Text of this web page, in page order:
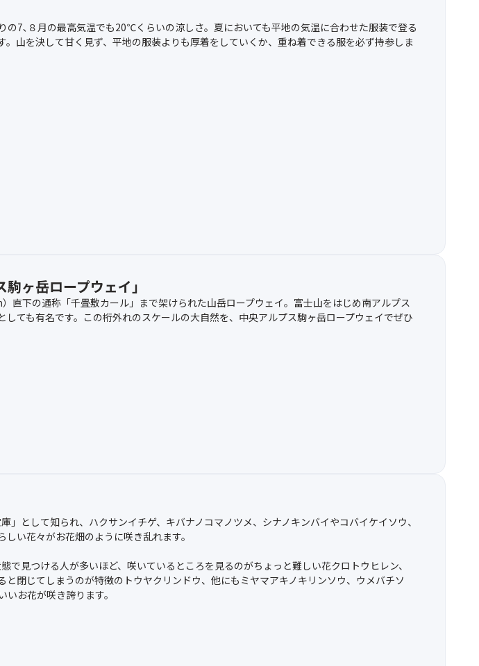
の7､８月の最高気温でも20℃くらいの涼しさ。夏においても平地の気温に合わせた服装で登る
。山を決して甘く見ず、平地の服装よりも厚着をしていくか、重ね着できる服を必ず持参しま
ヶ岳ロープウェイ」
直下の通称「千畳敷カール」まで架けられた山岳ロープウェイ。富士山をはじめ南アルプス
しても有名です。この桁外れのスケールの大自然を、中央アルプス駒ヶ岳ロープウェイでぜひ
」として知られ、ハクサンイチゲ、キバナノコマノツメ、シナノキンバイやコバイケイソウ、
い花々がお花畑のように咲き乱れます。
で見つける人が多いほど、咲いているところを見るのがちょっと難しい花クロトウヒレン、
と閉じてしまうのが特徴のトウヤクリンドウ、他にもミヤマアキノキリンソウ、ウメバチソ
お花が咲き誇ります。